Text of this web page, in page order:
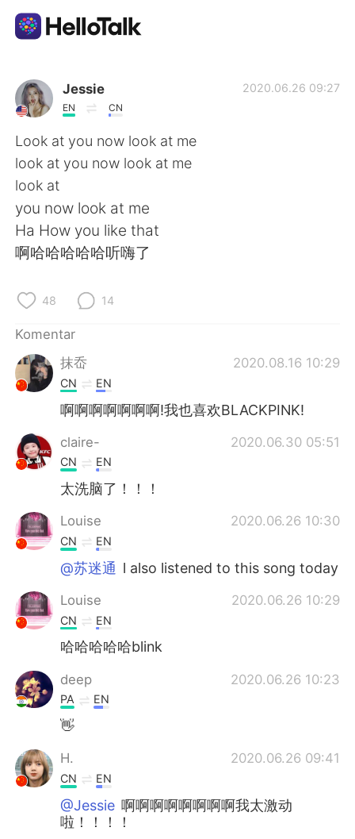
Aplikasi Pertukaran Bahasa
AI Grammar Checker
Indonesia
English
Deutsch
Русский
ไทย
Türkçe
Português
Jessie
EN CN
2020.06.26 09:27
Look at you now look at me
look at you now look at me
look at
you now look at me
Ha How you like that
啊哈哈哈哈哈听嗨了
48 14
Komentar
抹岙
2020.08.16 10:29
CN EN
啊啊啊啊啊啊啊!我也喜欢BLACKPINK!
claire- 2020.06.30 05:51
CN EN
太洗脑了！！！
Louise 2020.06.26 10:30
CN EN
@苏迷通 l also listened to this song today
Louise 2020.06.26 10:29
CN EN
哈哈哈哈哈blink
deep 2020.06.26 10:23
PA EN
👋
H. 2020.06.26 09:41
CN EN
@Jessie 啊啊啊啊啊啊啊啊我太激动
啦！！！！